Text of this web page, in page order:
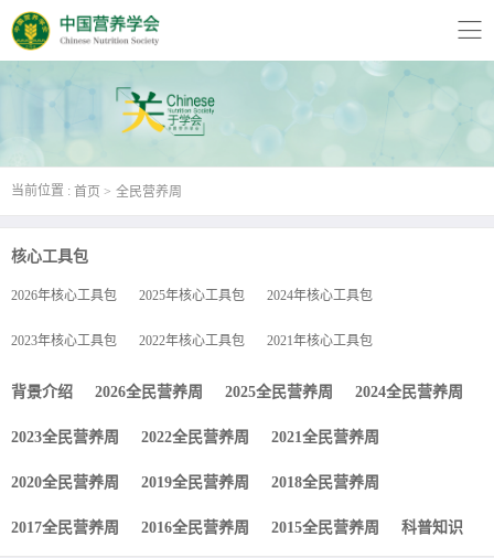
当前位置 : 首页 全民营养周
核心工具包
2026年核心工具包 2025年核心工具包 2024年核心工具包
2023年核心工具包 2022年核心工具包 2021年核心工具包
背景介绍 2026全民营养周 2025全民营养周 2024全民营养周
2023全民营养周 2022全民营养周 2021全民营养周
2020全民营养周 2019全民营养周 2018全民营养周
2017全民营养周 2016全民营养周 2015全民营养周 科普知识